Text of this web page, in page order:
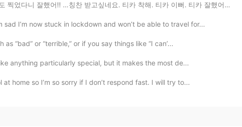
…칭찬 받고싶네요. 티카 착해. 티카 이뻐. 티카 잘했어. 혼자서 고생하기 솔직히 너무 괴로워요. 옆에서 응...
I’m now stuck in lockdown and won’t be able to travel for...
“bad” or “terrible,” or if you say things like “I can’...
anything particularly special, but it makes the most de...
at home so I’m so sorry if I don’t respond fast. I will try to...